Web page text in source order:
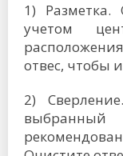
1) Разметка.
учетом
отвес, чтобы
2)